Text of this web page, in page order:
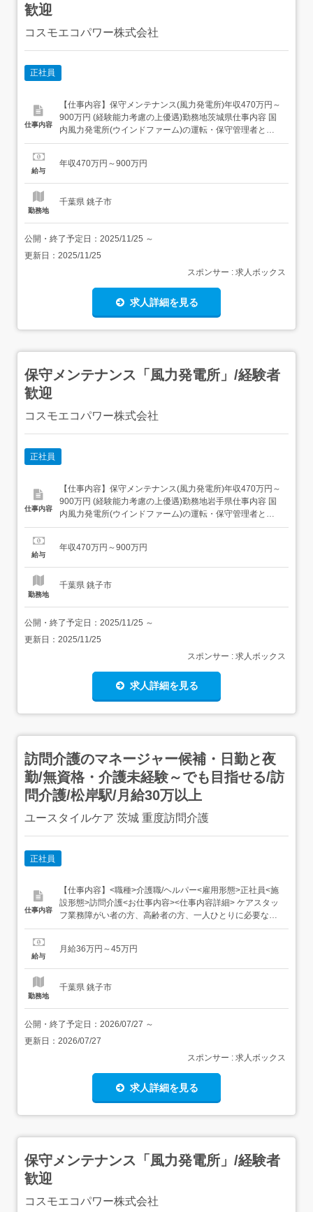
歓迎
コスモエコパワー株式会社
正社員
仕事内容
【仕事内容】保守メンテナンス(風力発電所)年収470万円～
900万円 (経験能力考慮の上優遇)勤務地茨城県仕事内容 国
内風力発電所(ウインドファーム)の運転・保守管理者とし
て業務に携わっていただきます。本社にて研修を行ってい
については本社HPをご確認ください。参考URL: <具体的
給与
年収470万円～900万円
勤務地
千葉県 銚子市
公開・終了予定日： 2025/11/25 ～
更新日： 2025/11/25
スポンサー : 求人ボックス
求人詳細を見る
保守メンテナンス「風力発電所」/経験者
歓迎
コスモエコパワー株式会社
正社員
仕事内容
【仕事内容】保守メンテナンス(風力発電所)年収470万円～
900万円 (経験能力考慮の上優遇)勤務地岩手県仕事内容 国
内風力発電所(ウインドファーム)の運転・保守管理者とし
て業務に携わっていただきます。本社にて研修を行ってい
については本社HPをご確認ください。参考URL: <具体的
給与
年収470万円～900万円
勤務地
千葉県 銚子市
公開・終了予定日： 2025/11/25 ～
更新日： 2025/11/25
スポンサー : 求人ボックス
求人詳細を見る
訪問介護のマネージャー候補・日勤と夜
勤/無資格・介護未経験～でも目指せる/訪
問介護/松岸駅/月給30万以上
ユースタイルケア 茨城 重度訪問介護
正社員
仕事内容
【仕事内容】<職種>介護職/ヘルパー<雇用形態>正社員<施
設形態>訪問介護<お仕事内容><仕事内容詳細> ケアスタッ
フ業務障がい者の方、高齢者の方、一人ひとりに必要なケ
アを行っていく、専門的な介護職です。研修を通して、需
ルな介護士としても成長できます。人の役に立つ仕事をし
給与
月給36万円～45万円
勤務地
千葉県 銚子市
公開・終了予定日： 2026/07/27 ～
更新日： 2026/07/27
スポンサー : 求人ボックス
求人詳細を見る
保守メンテナンス「風力発電所」/経験者
歓迎
コスモエコパワー株式会社